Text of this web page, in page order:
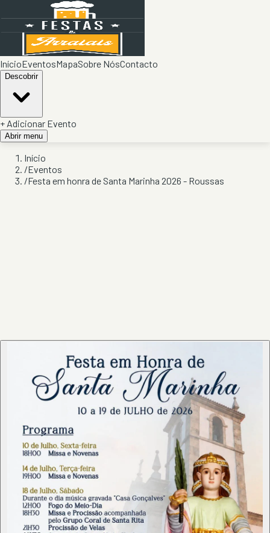
InícioEventosMapaSobre NósContacto
Descobrir
+ Adicionar Evento
Abrir menu
Início
/Eventos
/Festa em honra de Santa Marinha 2026 - Roussas